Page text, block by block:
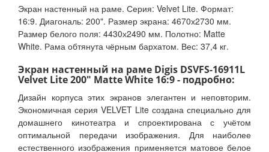
Экран настенный на раме. Серия: Velvet Lite. Формат:
16:9. Диагональ: 200". Размер экрана: 4670х2730 мм.
Размер белого поля: 4430х2490 мм. Полотно: Matte
White. Рама обтянута чёрным бархатом. Вес: 37,4 кг.
Экран настенный на раме Digis DSVFS-16911L
Velvet Lite 200" Matte White 16:9 - подробно:
Дизайн корпуса этих экранов элегантен и неповторим.
Экономичная серия VELVET Lite создана специально для
домашнего кинотеатра и спроектирована с учётом
оптимальной передачи изображения. Для наиболее
естественного изображения применяется матовое белое